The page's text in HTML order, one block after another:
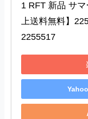
1 RFT 新品 サ
上送料無料】
2255517